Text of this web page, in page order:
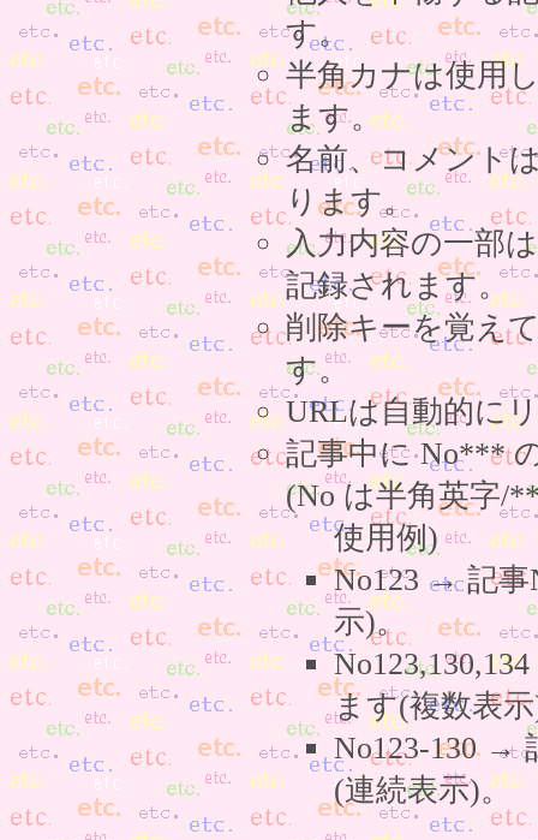
す。
半角カナは使用
ます。
名前、コメント
ります。
入力内容の一部
記録されます。
削除キーを覚え
す。
URLは自動的に
記事中に No***
(No は半角英字/
使用例)
No123 → 記事
示)。
ます(複数表
No123-130 →
(連続表示)。